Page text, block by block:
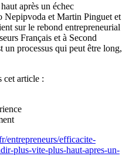
après un échec
Nepipvoda et Martin Pinguet et
sur le rebond entrepreneurial
Français et à Second
un processus qui peut être long,
cet article :
entrepreneurs/efficacite-
plus-vite-plus-haut-apres-un-